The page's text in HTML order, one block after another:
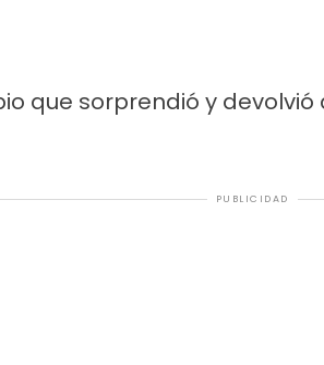
que sorprendió y
PUBLICIDAD